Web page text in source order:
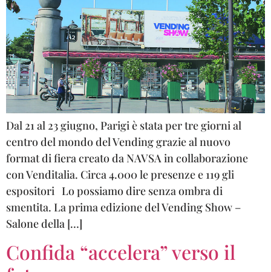
Dal 21 al 23 giugno, Parigi è stata per tre giorni al
centro del mondo del Vending grazie al nuovo
format di fiera creato da NAVSA in collaborazione
con Venditalia. Circa 4.000 le presenze e 119 gli
espositori Lo possiamo dire senza ombra di
smentita. La prima edizione del Vending Show –
Salone della […]
Confida “accelera” verso il